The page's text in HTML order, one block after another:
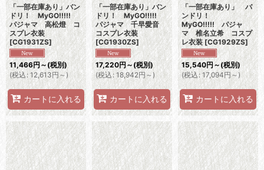
「一部在庫あり」バン
ドリ！ MyGO!!!!!
パジャマ 高松燈 コ
スプレ衣装
[CG1931ZS]
11,466円～(税別)
(税込: 12,613円～)
カートに入れる
「一部在庫あり」バン
ドリ！ MyGO!!!!!
パジャマ 千早愛音
コスプレ衣装
[CG1930ZS]
17,220円～(税別)
(税込: 18,942円～)
カートに入れる
「一部在庫あり」 バ
ンドリ！
MyGO!!!!! パジャ
マ 椎名立希 コスプ
レ衣装 [CG1929ZS]
15,540円～(税別)
(税込: 17,094円～)
カートに入れる